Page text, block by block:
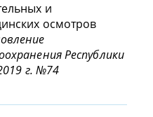
и
осмотров
Республики
г. №74